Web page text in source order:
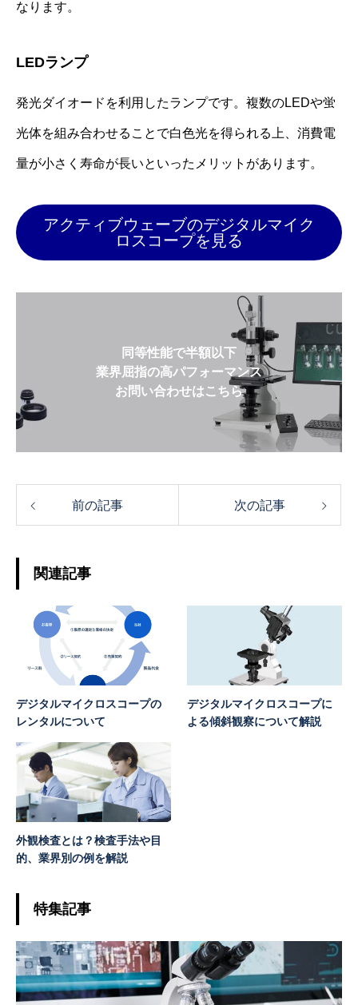
なります。
LEDランプ
発光ダイオードを利用したランプです。複数のLEDや蛍
光体を組み合わせることで白色光を得られる上、消費電
量が小さく寿命が長いといったメリットがあります。
アクティブウェーブのデジタルマイク
ロスコープを見る
同等性能で半額以下
業界屈指の高パフォーマンス
お問い合わせはこちら
前の記事 次の記事
関連記事
デジタルマイクロスコープの
レンタルについて
デジタルマイクロスコープに
よる傾斜観察について解説
外観検査とは？検査手法や目
的、業界別の例を解説
特集記事